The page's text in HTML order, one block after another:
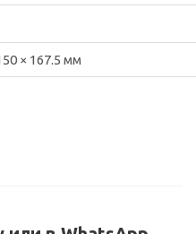
× 167.5 мм